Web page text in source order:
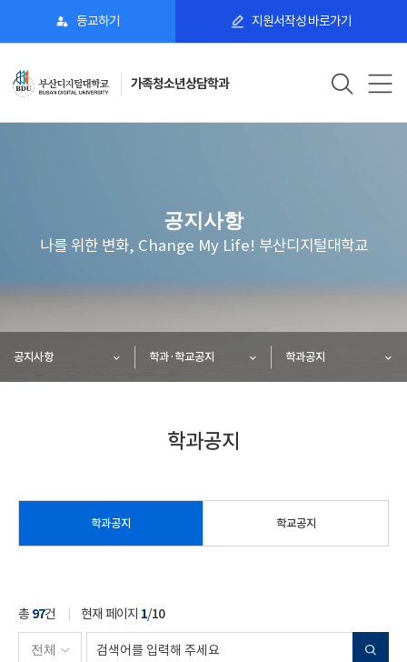
등교하기 지원서작성 바로가기
가족청소년상담학과
공지사항
나를 위한 변화, Change My Life! 부산디지털대학교
공지사항 학과·학교공지 학과공지
학과공지
학과공지 학교공지
총 97건 현재 페이지 1/10